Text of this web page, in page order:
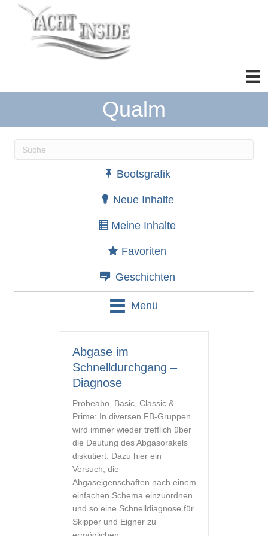
Qualm
Wenn die Ergebnisse der automatischen
Bootsgrafik
Neue Inhalte
Meine Inhalte
Favoriten
Geschichten
Menü
Abgase im
Schnelldurchgang –
Diagnose
Probeabo, Basic, Classic &
Prime: In diversen FB-Gruppen
wird immer wieder trefflich über
die Deutung des Abgasorakels
diskutiert. Dazu hier ein
Versuch, die
Abgaseigenschaften nach einem
einfachen Schema einzuordnen
und so eine Schnelldiagnose für
Skipper und Eigner zu